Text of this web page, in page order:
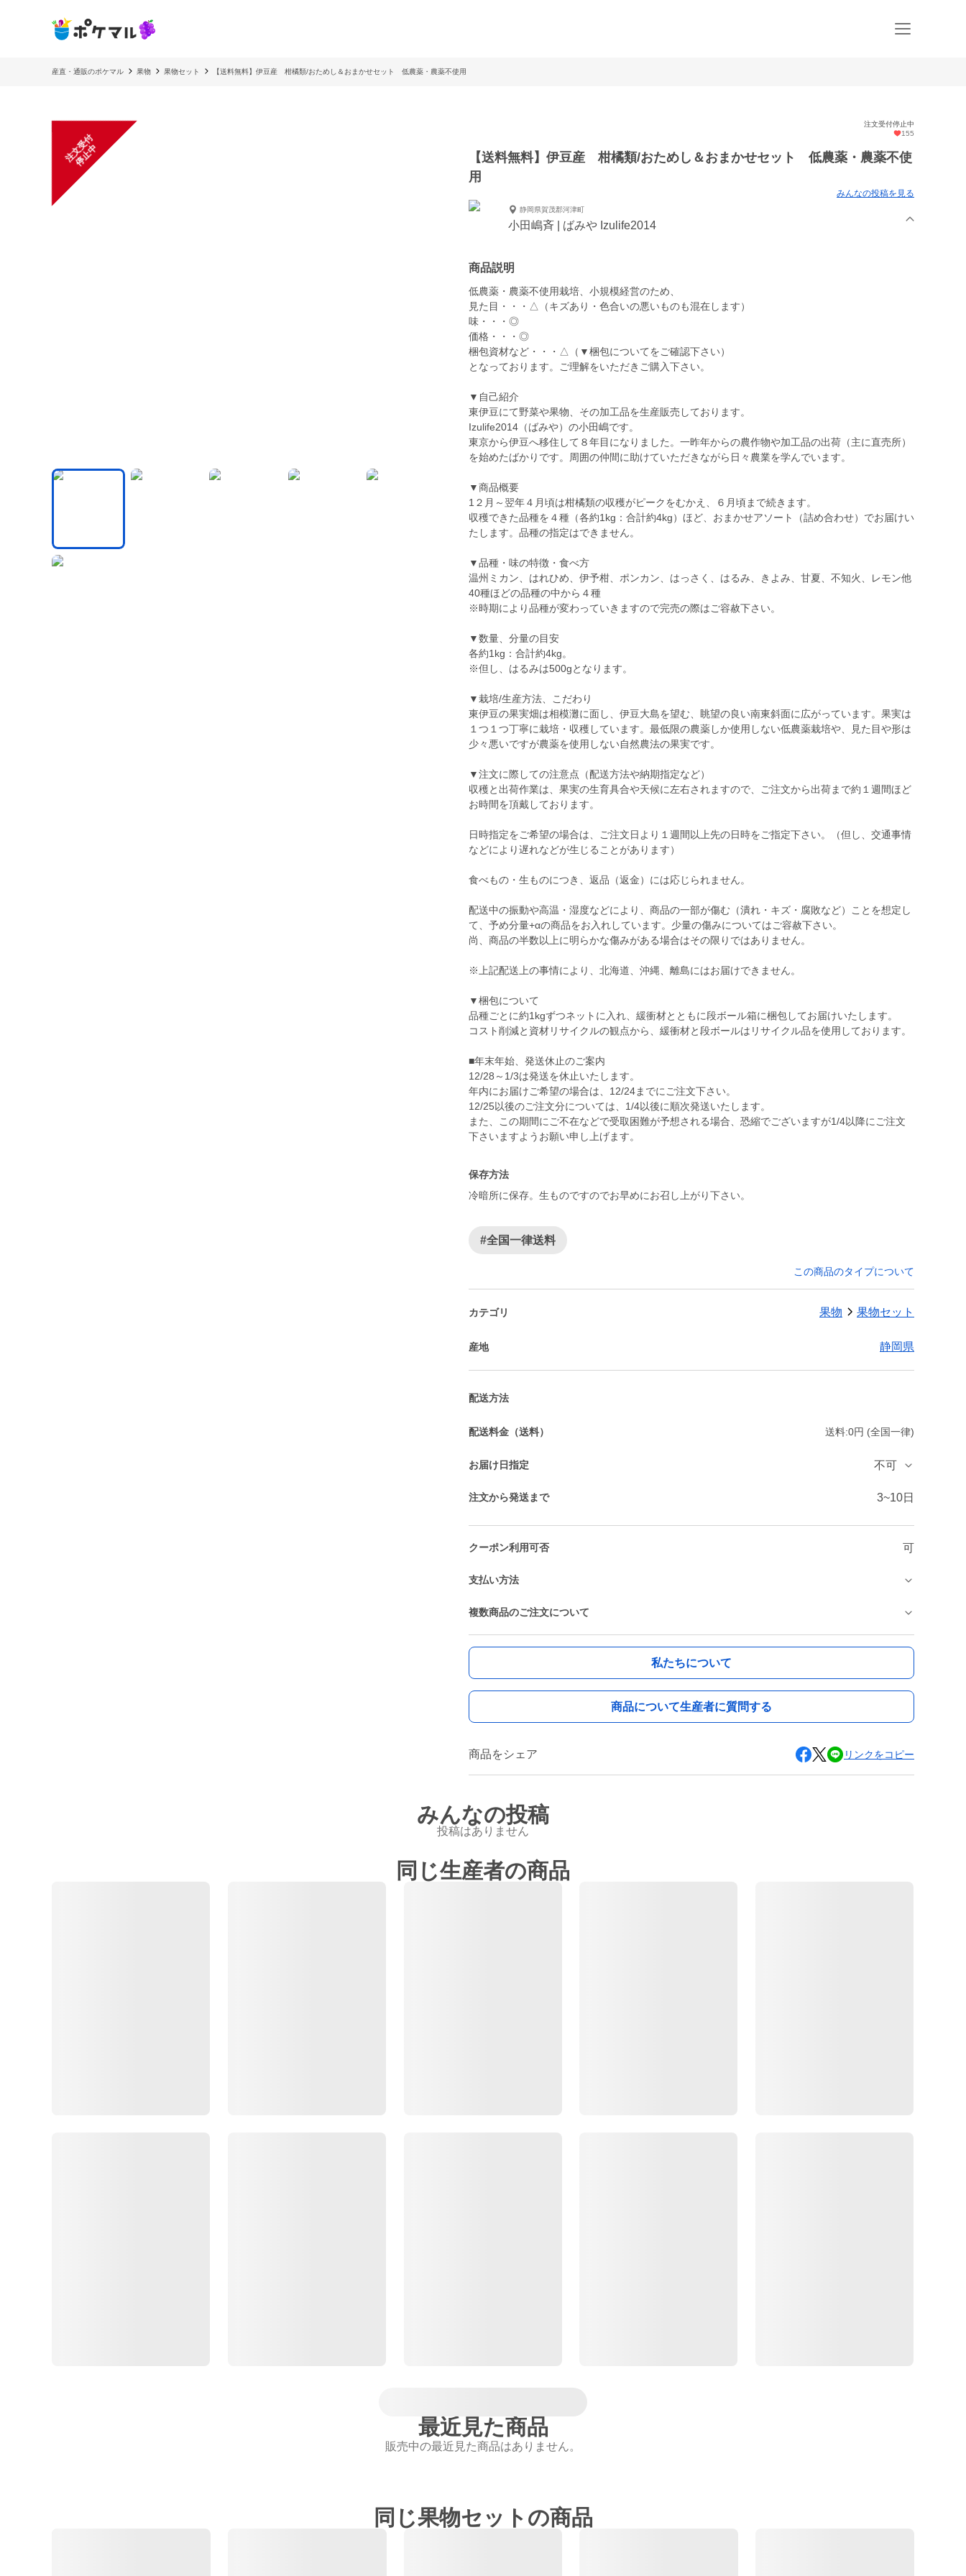
産直・通販のポケマル 果物 果物セット 【送料無料】伊豆産 柑橘類/おためし＆おまかせセット 低農薬・農薬不使用
注
文
受
付
停
止
中
注文受付停止中
155
【送料無料】伊豆産 柑橘類/おためし＆おまかせセット 低農薬・農薬不使
用
みんなの投稿を見る
静岡県賀茂郡河津町
小田嶋斉 | ばみや Izulife2014
商品説明
低農薬・農薬不使用栽培、小規模経営のため、
見た目・・・△（キズあり・色合いの悪いものも混在します）
味・・・◎
価格・・・◎
梱包資材など・・・△（▼梱包についてをご確認下さい）
となっております。ご理解をいただきご購入下さい。
▼自己紹介
東伊豆にて野菜や果物、その加工品を生産販売しております。
Izulife2014（ばみや）の小田嶋です。
東京から伊豆へ移住して８年目になりました。一昨年からの農作物や加工品の出荷（主に直売所）
を始めたばかりです。周囲の仲間に助けていただきながら日々農業を学んでいます。
▼商品概要
1２月～翌年４月頃は柑橘類の収穫がピークをむかえ、６月頃まで続きます。
収穫できた品種を４種（各約1kg：合計約4kg）ほど、おまかせアソート（詰め合わせ）でお届けい
たします。品種の指定はできません。
▼品種・味の特徴・食べ方
温州ミカン、はれひめ、伊予柑、ポンカン、はっさく、はるみ、きよみ、甘夏、不知火、レモン他
40種ほどの品種の中から４種
※時期により品種が変わっていきますので完売の際はご容赦下さい。
▼数量、分量の目安
各約1kg：合計約4kg。
※但し、はるみは500gとなります。
▼栽培/生産方法、こだわり
東伊豆の果実畑は相模灘に面し、伊豆大島を望む、眺望の良い南東斜面に広がっています。果実は
１つ１つ丁寧に栽培・収穫しています。最低限の農薬しか使用しない低農薬栽培や、見た目や形は
少々悪いですが農薬を使用しない自然農法の果実です。
▼注文に際しての注意点（配送方法や納期指定など）
収穫と出荷作業は、果実の生育具合や天候に左右されますので、ご注文から出荷まで約１週間ほど
お時間を頂戴しております。
日時指定をご希望の場合は、ご注文日より１週間以上先の日時をご指定下さい。（但し、交通事情
などにより遅れなどが生じることがあります）
食べもの・生ものにつき、返品（返金）には応じられません。
配送中の振動や高温・湿度などにより、商品の一部が傷む（潰れ・キズ・腐敗など）ことを想定し
て、予め分量+αの商品をお入れしています。少量の傷みについてはご容赦下さい。
尚、商品の半数以上に明らかな傷みがある場合はその限りではありません。
※上記配送上の事情により、北海道、沖縄、離島にはお届けできません。
▼梱包について
品種ごとに約1kgずつネットに入れ、緩衝材とともに段ボール箱に梱包してお届けいたします。
コスト削減と資材リサイクルの観点から、緩衝材と段ボールはリサイクル品を使用しております。
■年末年始、発送休止のご案内
12/28～1/3は発送を休止いたします。
年内にお届けご希望の場合は、12/24までにご注文下さい。
12/25以後のご注文分については、1/4以後に順次発送いたします。
また、この期間にご不在などで受取困難が予想される場合、恐縮でございますが1/4以降にご注文
保存方法
冷暗所に保存。生ものですのでお早めにお召し上がり下さい。
#全国一律送料
この商品のタイプについて
カテゴリ 果物 果物セット
産地 静岡県
配送方法
配送料金（送料） 送料:0円 (全国一律)
お届け日指定 不可
注文から発送まで 3~10日
クーポン利用可否 可
支払い方法
複数商品のご注文について
私たちについて
商品について生産者に質問する
商品をシェア リンクをコピー
みんなの投稿
投稿はありません
同じ生産者の商品
最近見た商品
販売中の最近見た商品はありません。
同じ果物セットの商品